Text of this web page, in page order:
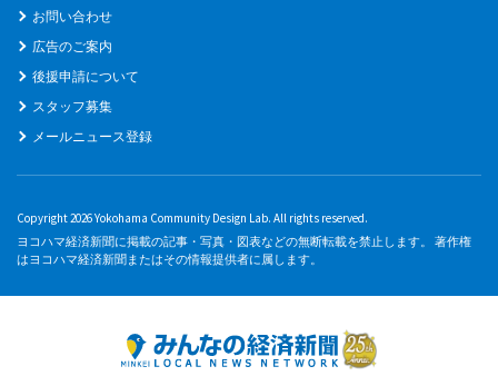
お問い合わせ
広告のご案内
後援申請について
スタッフ募集
メールニュース登録
Copyright 2026 Yokohama Community Design Lab. All rights reserved.
ヨコハマ経済新聞に掲載の記事・写真・図表などの無断転載を禁止します。 著作権
はヨコハマ経済新聞またはその情報提供者に属します。